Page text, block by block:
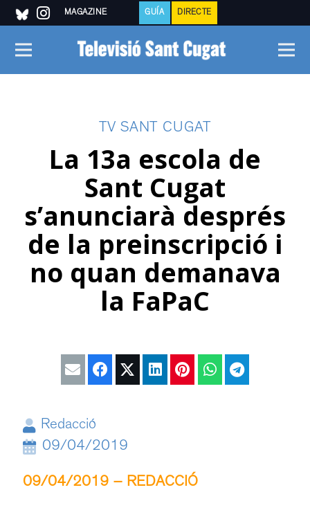
MAGAZINE GUÍA DIRECTE
TV SANT CUGAT
La 13a escola de
Sant Cugat
s’anunciarà després
de la preinscripció i
no quan demanava
la FaPaC
Redacció
09/04/2019
09/04/2019 – REDACCIÓ